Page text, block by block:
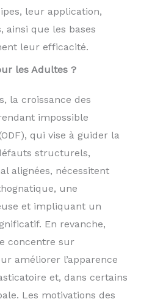
leur application,
ainsi que les bases
leur efficacité.
les Adultes ?
la croissance des
impossible
qui vise à guider la
structurels,
alignées, nécessitent
une
et impliquant un
En revanche,
concentre sur
améliorer l’apparence
et, dans certains
Les motivations des